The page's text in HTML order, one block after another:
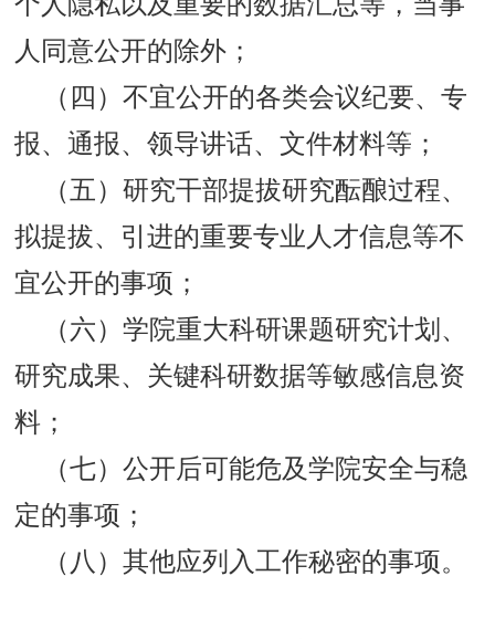
人同意公开的除外；
（四）不宜公开的各类会议纪要、专
报、通报、领导讲话、文件材料等；
（五）研究干部提拔研究酝酿过程、
拟提拔、引进的重要专业人才信息等不
宜公开的事项；
（六）学院重大科研课题研究计划、
研究成果、关键科研数据等敏感信息资
料；
（七）公开后可能危及学院安全与稳
定的事项；
（八）其他应列入工作秘密的事项。